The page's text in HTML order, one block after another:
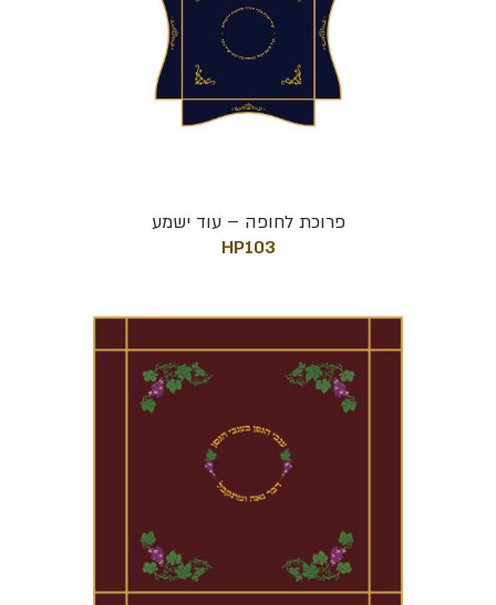
פרוכת לחופה – עוד ישמע
HP103